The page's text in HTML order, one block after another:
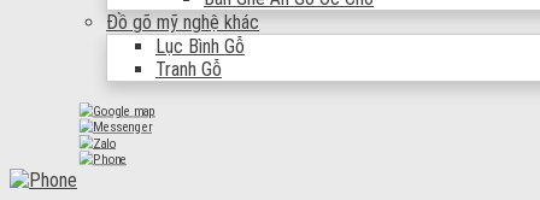
Đồ gõ mỹ nghệ khác
Lục Bình Gỗ
Tranh Gỗ